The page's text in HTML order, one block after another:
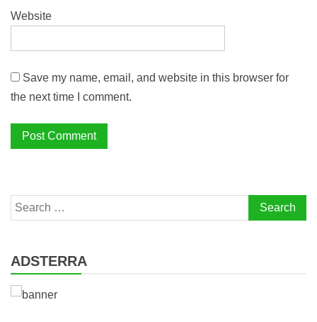
Website
Save my name, email, and website in this browser for
the next time I comment.
Search
for:
ADSTERRA